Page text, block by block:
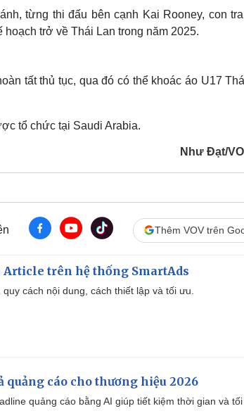
từng thi đấu bên cạnh Kai Rooney, con
trở về Thái Lan trong năm 2025.
tất thủ tục, qua đó có thể khoác áo U17
tổ chức tại Saudi Arabia.
Như Đạt/
Thêm VOV trên
trên hệ thống SmartAds
cách nội dung, cách thiết lập và tối ưu.
quảng cáo cho thương hiệu 2026
quảng cáo bằng AI giúp tiết kiệm thời gian và